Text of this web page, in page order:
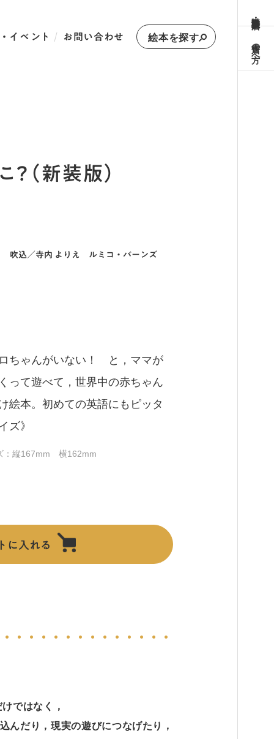
書店の方へ
イベント お問い合わせ 絵本を探す
？（新装版）
吹込／寺内 よりえ ルミコ・バーンズ
ちゃんがいない！ と，ママが
って遊べて，世界中の赤ちゃん
絵本。初めての英語にもピッタ
ズ》
：縦167mm 横162mm
に入れる
ではなく，
んだり，現実の遊びにつなげたり，